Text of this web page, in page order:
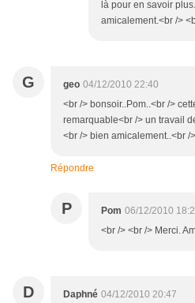
là pour en savoir
amicalement.<br />
G geo 04/12/2010 22:40
<br /> bonsoir..Pom..<br />
remarquable<br /> un travail
<br /> bien amicalement..<br /
Répondre
P Pom 06/12/2010
<br /> <br /> Merci.
D Daphné 04/12/2010 20:47